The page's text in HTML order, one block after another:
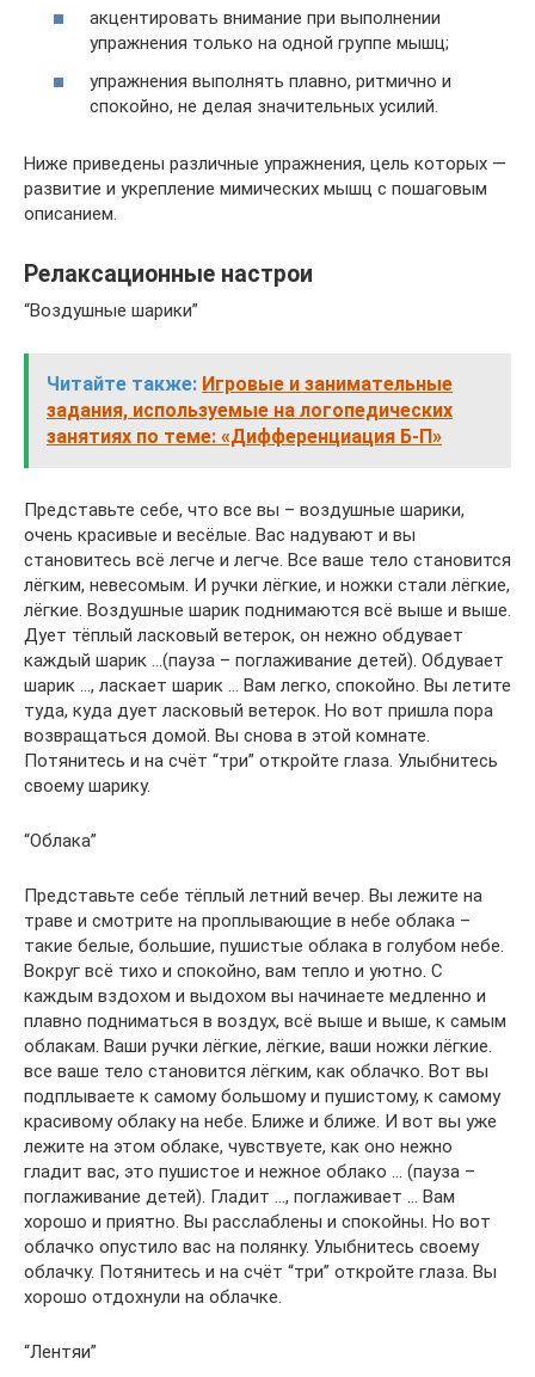
акцентировать внимание при выполнении
упражнения только на одной группе мышц;
упражнения выполнять плавно, ритмично и
спокойно, не делая значительных усилий.
Ниже приведены различные упражнения, цель которых —
развитие и укрепление мимических мышц с пошаговым
описанием.
Релаксационные настрои
“Воздушные шарики”
Читайте также: Игровые и занимательные
задания, используемые на логопедических
занятиях по теме: «Дифференциация Б-П»
Представьте себе, что все вы – воздушные шарики,
очень красивые и весёлые. Вас надувают и вы
становитесь всё легче и легче. Все ваше тело становится
лёгким, невесомым. И ручки лёгкие, и ножки стали лёгкие,
лёгкие. Воздушные шарик поднимаются всё выше и выше.
Дует тёплый ласковый ветерок, он нежно обдувает
каждый шарик …(пауза – поглаживание детей). Обдувает
шарик …, ласкает шарик … Вам легко, спокойно. Вы летите
туда, куда дует ласковый ветерок. Но вот пришла пора
возвращаться домой. Вы снова в этой комнате.
Потянитесь и на счёт “три” откройте глаза. Улыбнитесь
своему шарику.
“Облака”
Представьте себе тёплый летний вечер. Вы лежите на
траве и смотрите на проплывающие в небе облака –
такие белые, большие, пушистые облака в голубом небе.
Вокруг всё тихо и спокойно, вам тепло и уютно. С
каждым вздохом и выдохом вы начинаете медленно и
плавно подниматься в воздух, всё выше и выше, к самым
облакам. Ваши ручки лёгкие, лёгкие, ваши ножки лёгкие.
все ваше тело становится лёгким, как облачко. Вот вы
подплываете к самому большому и пушистому, к самому
красивому облаку на небе. Ближе и ближе. И вот вы уже
лежите на этом облаке, чувствуете, как оно нежно
гладит вас, это пушистое и нежное облако … (пауза –
поглаживание детей). Гладит …, поглаживает … Вам
хорошо и приятно. Вы расслаблены и спокойны. Но вот
облачко опустило вас на полянку. Улыбнитесь своему
облачку. Потянитесь и на счёт “три” откройте глаза. Вы
хорошо отдохнули на облачке.
“Лентяи”